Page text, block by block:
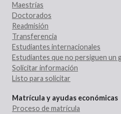
Maestrías
Doctorados
Readmisión
Transferencia
Estudiantes internacionales
Estudiantes que no persiguen un
Solicitar información
Listo para solicitar
Matrícula y ayudas económicas
Proceso de matrícula